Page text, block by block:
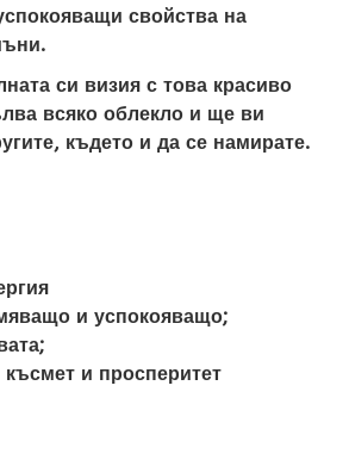
свойства на
си визия с това красиво
всяко облекло и ще ви
където и да се намирате.
и успокояващо;
и просперитет